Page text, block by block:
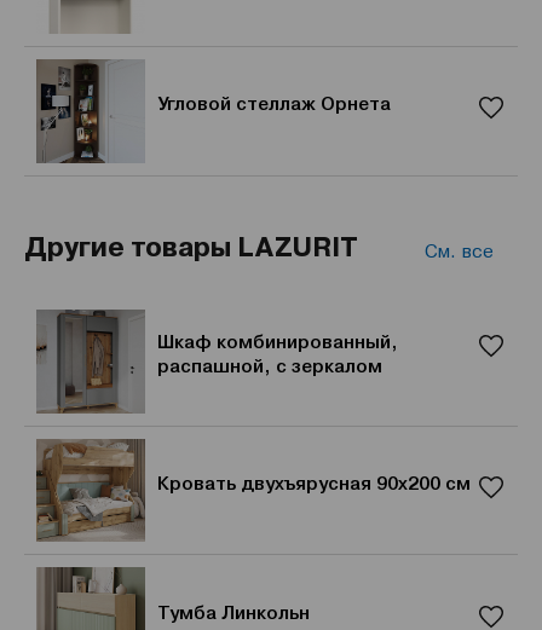
Угловой стеллаж Орнета
Другие товары LAZURIT См. все
Шкаф комбинированный,
распашной, с зеркалом
Кровать двухъярусная 90х200 см
Тумба Линкольн